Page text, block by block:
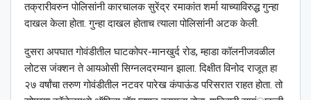
तक्रारीवरुन पोलिसांनी कारचालक सुरेंद्र रमाकांत शर्मा याच्याविरुद्ध गुन्हा
दाखल केला होता. गुन्हा दाखल होताच त्याला पोलिसांनी अटक केली.
दुसरा अपघात गोवंडीतील घाटकोपर-मानखुर्द रोड, म्हाडा कॉलनीजवळील
लोटस जंक्शन ते आयओसी सिग्नलदरम्यान झाला. दिक्षीत विनोद राजूत हा
२७ वर्षांचा तरुण गोवंडीतील नटवर पारेख कंपाऊंड परिसरात राहत होता. तो